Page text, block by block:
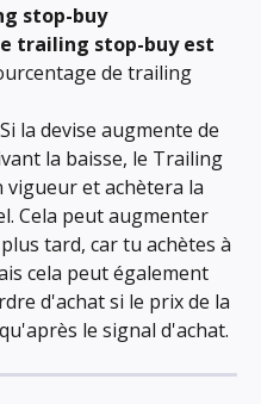
stop-buy
trailing stop-buy est
de trailing
la devise augmente de
la baisse, le Trailing
et achètera la
Cela peut augmenter
tard, car tu achètes à
cela peut également
d'achat si le prix de la
le signal d'achat.